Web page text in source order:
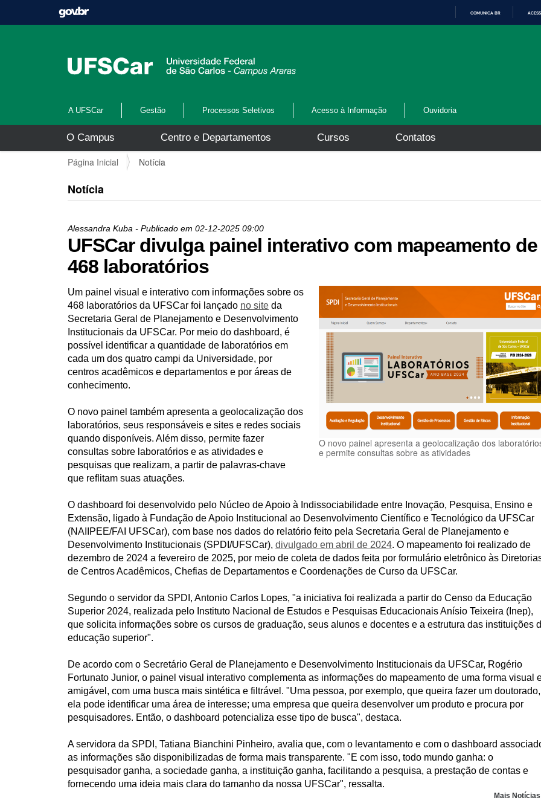
D
COMUNICA BR
A UFSCar Gestão Processos Seletivos Acesso à Informação Ouvidoria
v
O Campus Centro e Departamentos Cursos Contatos
V
c
ê
t
á
q
i
:
Página Inicial Notícia
Notícia
Alessandra Kuba - Publicado em 02-12-2025 09:00
UFSCar divulga painel interativo com mapeamento de
468 laboratórios
O novo painel apresenta a geolocalização dos
e permite consultas sobre as atividades
Um painel visual e interativo com informações sobre os
468 laboratórios da UFSCar foi lançado no site da
Secretaria Geral de Planejamento e Desenvolvimento
Institucionais da UFSCar. Por meio do dashboard, é
possível identificar a quantidade de laboratórios em
cada um dos quatro campi da Universidade, por
centros acadêmicos e departamentos e por áreas de
conhecimento.
O novo painel também apresenta a geolocalização dos
laboratórios, seus responsáveis e sites e redes sociais
quando disponíveis. Além disso, permite fazer
consultas sobre laboratórios e as atividades e
pesquisas que realizam, a partir de palavras-chave
que reflitam suas atuações.
O dashboard foi desenvolvido pelo Núcleo de Apoio à Indissociabilidade entre Inovação, Pesquisa, Ensino e
Extensão, ligado à Fundação de Apoio Institucional ao Desenvolvimento Científico e Tecnológico da UFSCar
(NAIIPEE/FAI UFSCar), com base nos dados do relatório feito pela Secretaria Geral de Planejamento e
Desenvolvimento Institucionais (SPDI/UFSCar), divulgado em abril de 2024. O mapeamento foi realizado de
dezembro de 2024 a fevereiro de 2025, por meio de coleta de dados feita por formulário eletrônico às
de Centros Acadêmicos, Chefias de Departamentos e Coordenações de Curso da UFSCar.
Segundo o servidor da SPDI, Antonio Carlos Lopes, "a iniciativa foi realizada a partir do Censo da Educação
Superior 2024, realizada pelo Instituto Nacional de Estudos e Pesquisas Educacionais Anísio Teixeira (Inep),
que solicita informações sobre os cursos de graduação, seus alunos e docentes e a estrutura das instituições
educação superior".
De acordo com o Secretário Geral de Planejamento e Desenvolvimento Institucionais da UFSCar, Rogério
Fortunato Junior, o painel visual interativo complementa as informações do mapeamento de uma forma visual
amigável, com uma busca mais sintética e filtrável. "Uma pessoa, por exemplo, que queira fazer um doutorado,
ela pode identificar uma área de interesse; uma empresa que queira desenvolver um produto e procura por
pesquisadores. Então, o dashboard potencializa esse tipo de busca", destaca.
A servidora da SPDI, Tatiana Bianchini Pinheiro, avalia que, com o levantamento e com o dashboard
as informações são disponibilizadas de forma mais transparente. "E com isso, todo mundo ganha: o
pesquisador ganha, a sociedade ganha, a instituição ganha, facilitando a pesquisa, a prestação de contas e
fornecendo uma ideia mais clara do tamanho da nossa UFSCar", ressalta.
Mais